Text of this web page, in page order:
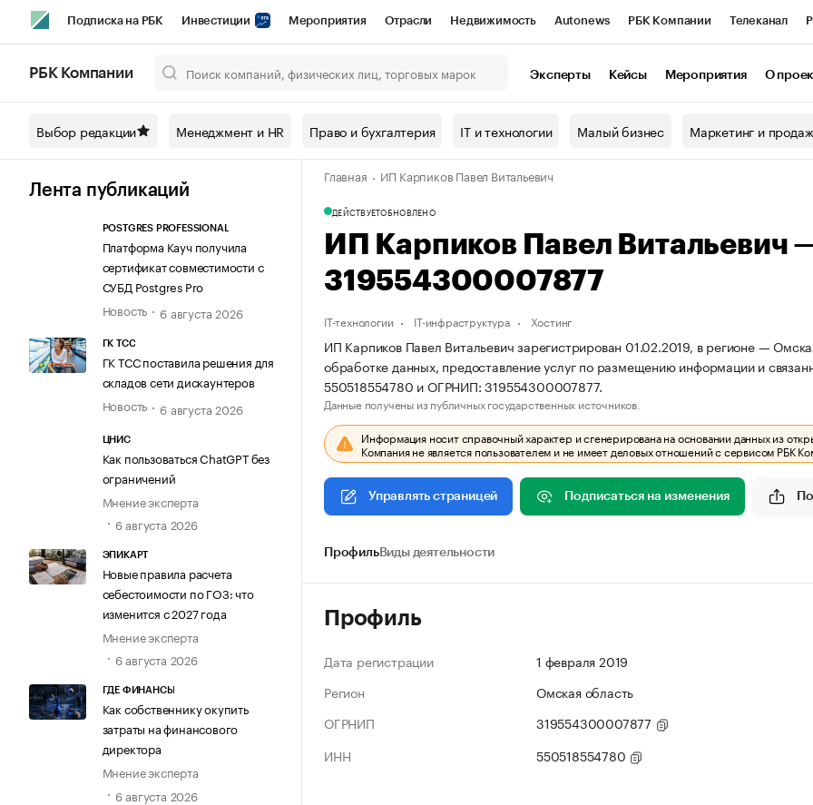
Подписка на РБК Инвестиции Мероприятия Отрасли Недвижимость Autonews РБК Компании Телеканал
Спецпроекты СПб Конференции СПб Спецпроекты Проверка контрагентов
Технологии и медиа Рынок наличной валюты
РБК Компании Эксперты Кейсы Мероприятия О
Выбор редакции Менеджмент и HR Право и бухгалтерия IT и технологии Малый бизнес Маркетинг и
Лента публикаций
POSTGRES PROFESSIONAL
Платформа Кауч получила
сертификат совместимости с
СУБД Postgres Pro
Новость
6 августа 2026
ГК ТСС
ГК ТСС поставила решения для
складов сети дискаунтеров
Новость
6 августа 2026
ЦНИС
Как пользоваться ChatGPT без
ограничений
Мнение эксперта
6 августа 2026
ЭПИКАРТ
Новые правила расчета
себестоимости по ГОЗ: что
изменится с 2027 года
Мнение эксперта
6 августа 2026
ГДЕ ФИНАНСЫ
Как собственнику окупить
затраты на финансового
директора
Мнение эксперта
6 августа 2026
Главная ИП Карпиков Павел Витальевич
ДЕЙСТВУЕТОБНОВЛЕНО
ИП Карпиков Павел
319554300007877
IT-технологии IT-инфраструктура Хостинг
ИП Карпиков Павел Витальевич зарегистрирован 01.02.2019, в регионе —
обработке данных, предоставление услуг по размещению информации и
550518554780 и ОГРНИП: 319554300007877.
Данные получены из публичных государственных источников.
Информация носит справочный характер и сгенерирована на основании данных из
Компания не является пользователем и не имеет деловых отношений с сервисом РБК
Управлять страницей Подписаться на изменения
ПрофильВиды деятельности
Профиль
Дата регистрации
1 февраля 2019
Регион
Омская область
ОГРНИП
319554300007877
ИНН
550518554780